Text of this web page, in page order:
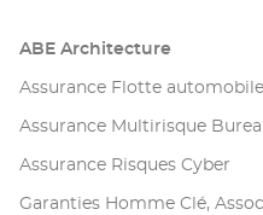
ABE Architecture
Assurance Flotte automobile
Assurance Multirisque
Assurance Risques Cyber
Garanties Homme Clé,